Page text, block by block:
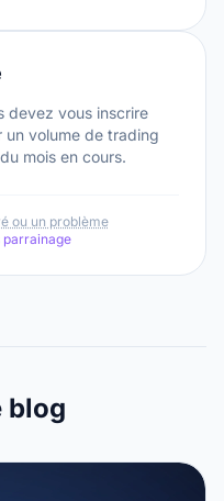
devez vous inscrire
un volume de trading
mois en cours.
ou un problème
parrainage
blog